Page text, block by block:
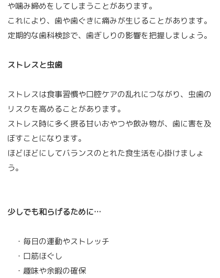
や噛み締めをしてしまうことがあります。
これにより、歯や歯ぐきに痛みが生じることがあります。
定期的な歯科検診で、歯ぎしりの影響を把握しましょう。
ストレスと虫歯
ストレスは食事習慣や口腔ケアの乱れにつながり、虫歯の
リスクを高めることがあります。
ストレス時に多く摂る甘いおやつや飲み物が、歯に害を及
ぼすことになります。
ほどほどにしてバランスのとれた食生活を心掛けましょ
う。
少しでも和らげるために…
・毎日の運動やストレッチ
・口筋ほぐし
・趣味や余暇の確保